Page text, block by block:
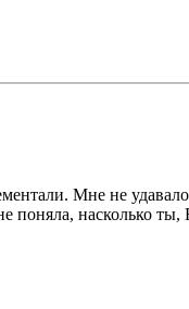
Мне не
насколько